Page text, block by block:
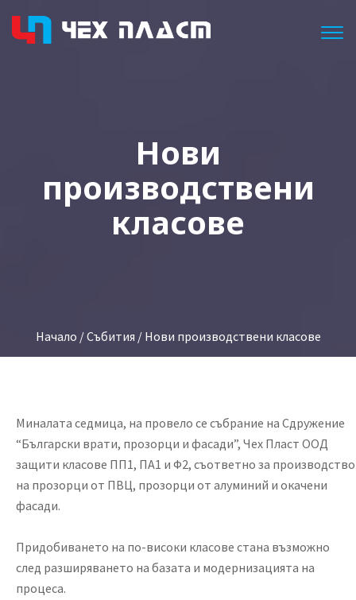
Нови
производствени
класове
Начало /Събития / Нови производствени класове
Миналата седмица, на провело се събрание на Сдружение
“Български врати, прозорци и фасади”, Чех Пласт ООД
защити класове ПП1, ПА1 и Ф2, съответно за производство
на прозорци от ПВЦ, прозорци от алуминий и окачени
фасади.
Придобиването на по-високи класове стана възможно
след разширяването на базата и модернизацията на
процеса.